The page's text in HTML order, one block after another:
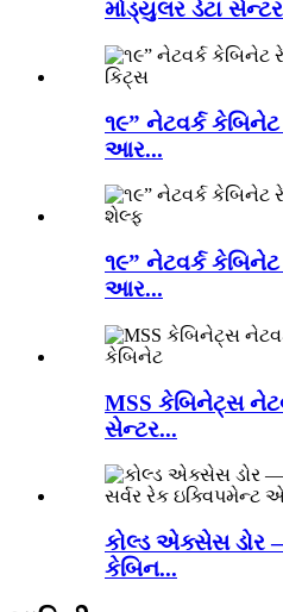
મોડ્યુલર ડેટા
૧૯” નેટવર્ક
આર...
૧૯” નેટવર્ક
આર...
MSS કેબિનેટ્સ
સેન્ટર...
કોલ્ડ એક્સેસ ડોર
કેબિન...